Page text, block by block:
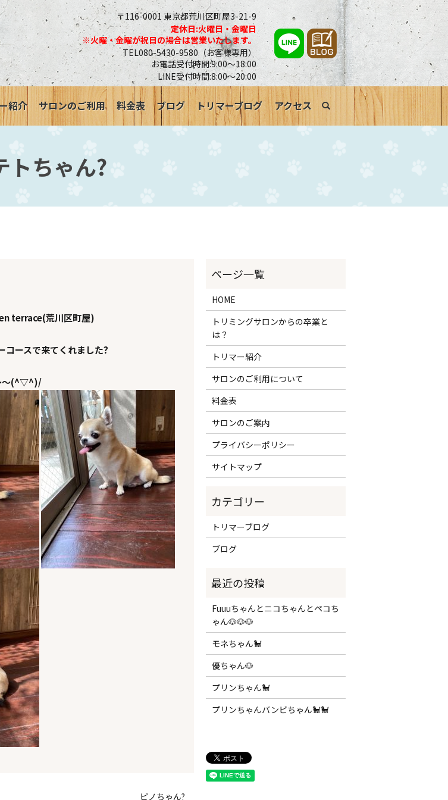
〒116-0001 東京都荒川区町屋3-21-9
定休日:火曜日・金曜日
※火曜・金曜が祝日の場合は営業いたします。
TEL080-5430-9580（お客様専用）
お電話受付時間:9:00～18:00
LINE受付時間:8:00～20:00
紹介 サロンのご利用 料金表 ブログ トリマーブログ アクセス search
トちゃん?
terrace(荒川区町屋)
コースで来てくれました?
～(^▽^)/
ピノちゃん?
HOME
トリミングサロンからの卒業と
は？
トリマー紹介
サロンのご利用について
料金表
サロンのご案内
プライバシーポリシー
サイトマップ
トリマーブログ
ブログ
Fuuuちゃんとニコちゃんとペコち
ゃん🐶🐶🐶
モネちゃん🐩
優ちゃん🐶
プリンちゃん🐩
プリンちゃんバンビちゃん🐩🐩